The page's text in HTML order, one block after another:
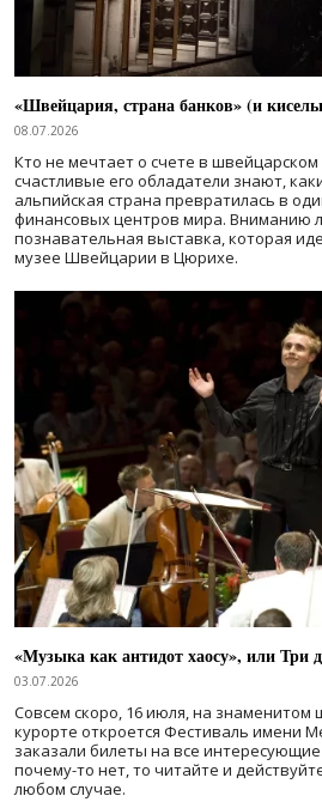
«Швейцария, страна банков» (и
08.07.2026
Кто не мечтает о счете в
счастливые его обладатели знают,
альпийская страна превратилась в
финансовых центров мира. Вниманию
познавательная выставка, которая
музее Швейцарии в Цюрихе.
«Музыка как антидот хаосу», или Три
03.07.2026
Совсем скоро, 16 июля, на знаменитом
курорте откроется Фестиваль имени
заказали билеты на все
почему-то нет, то читайте и
любом случае.